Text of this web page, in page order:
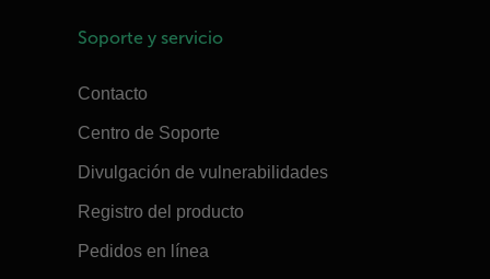
Soporte y servicio
Contacto
Centro de Soporte
Divulgación de vulnerabilidades
Registro del producto
Pedidos en línea